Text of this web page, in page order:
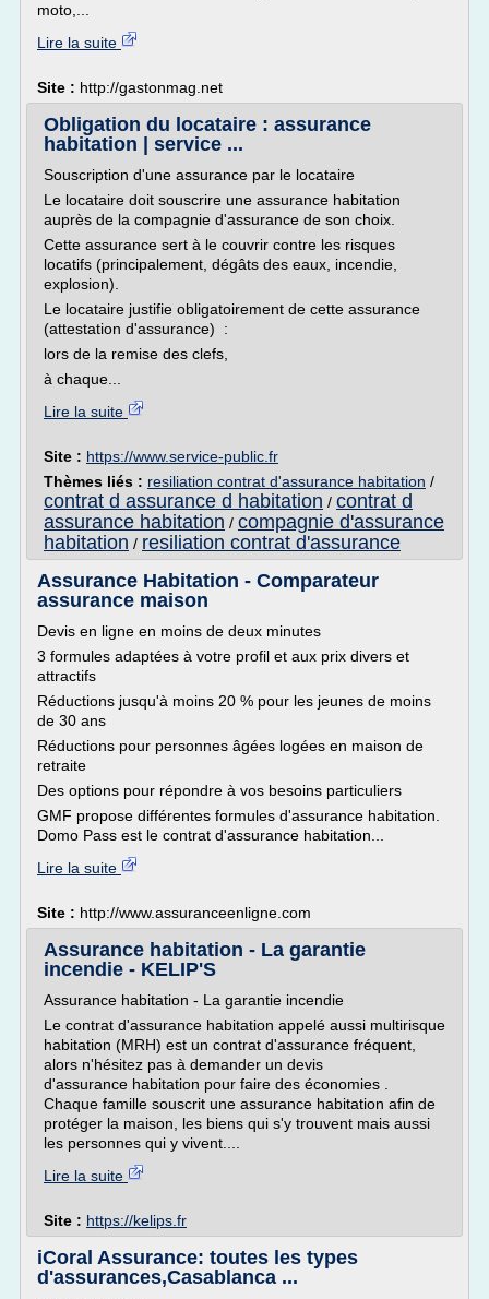
moto,...
Lire la suite
Site : http://gastonmag.net
Obligation du locataire : assurance
habitation | service ...
Souscription d'une assurance par le locataire
Le locataire doit souscrire une assurance habitation
auprès de la compagnie d'assurance de son choix.
Cette assurance sert à le couvrir contre les risques
locatifs (principalement, dégâts des eaux, incendie,
explosion).
Le locataire justifie obligatoirement de cette assurance
(attestation d'assurance) :
lors de la remise des clefs,
à chaque...
Lire la suite
Site : https://www.service-public.fr
Thèmes liés : resiliation contrat d'assurance habitation /
contrat d assurance d habitation / contrat d
assurance habitation / compagnie d'assurance
habitation / resiliation contrat d'assurance
Assurance Habitation - Comparateur
assurance maison
Devis en ligne en moins de deux minutes
3 formules adaptées à votre profil et aux prix divers et
attractifs
Réductions jusqu'à moins 20 % pour les jeunes de moins
de 30 ans
Réductions pour personnes âgées logées en maison de
retraite
Des options pour répondre à vos besoins particuliers
GMF propose différentes formules d'assurance habitation.
Domo Pass est le contrat d'assurance habitation...
Lire la suite
Site : http://www.assuranceenligne.com
Assurance habitation - La garantie
incendie - KELIP'S
Assurance habitation - La garantie incendie
Le contrat d'assurance habitation appelé aussi multirisque
habitation (MRH) est un contrat d'assurance fréquent,
alors n'hésitez pas à demander un devis
d'assurance habitation pour faire des économies .
Chaque famille souscrit une assurance habitation afin de
protéger la maison, les biens qui s'y trouvent mais aussi
les personnes qui y vivent....
Lire la suite
Site : https://kelips.fr
iCoral Assurance: toutes les types
d'assurances,Casablanca ...